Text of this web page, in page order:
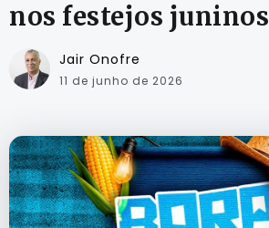
nos festejos juninos
Jair Onofre
11 de junho de 2026